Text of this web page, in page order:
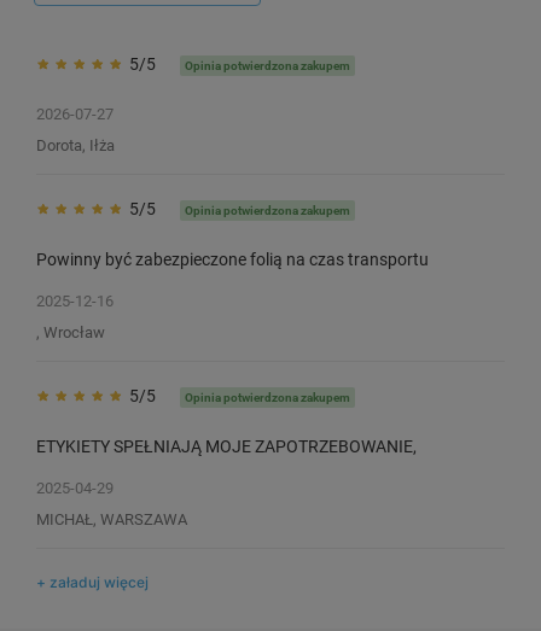
5/5 Opinia potwierdzona zakupem
2026-07-27
Dorota, Iłża
5/5 Opinia potwierdzona zakupem
Powinny być zabezpieczone folią na czas transportu
2025-12-16
, Wrocław
5/5 Opinia potwierdzona zakupem
ETYKIETY SPEŁNIAJĄ MOJE ZAPOTRZEBOWANIE,
2025-04-29
MICHAŁ, WARSZAWA
+ załaduj więcej